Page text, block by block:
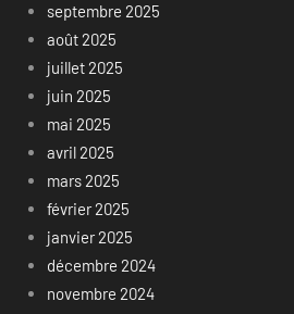
septembre 2025
août 2025
juillet 2025
juin 2025
mai 2025
avril 2025
mars 2025
février 2025
janvier 2025
décembre 2024
novembre 2024